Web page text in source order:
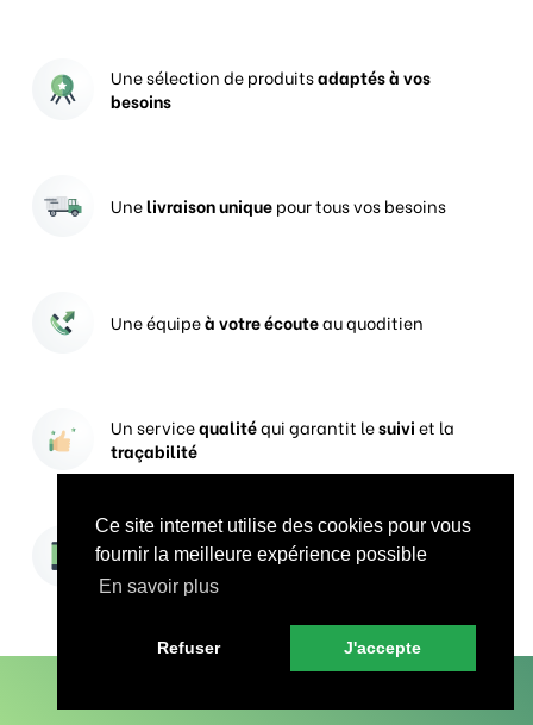
Ce site internet utilise des cookies pour vous
fournir la meilleure expérience possible
En savoir plus
Refuser J'accepte
Une sélection de produitsadaptés à vos
besoins
Unelivraison uniquepour tous vos besoins
Une équipeà votre écouteau quoditien
Un servicequalitéqui garantit lesuiviet la
traçabilité
Vos prises de commandesouvertes 24h/24